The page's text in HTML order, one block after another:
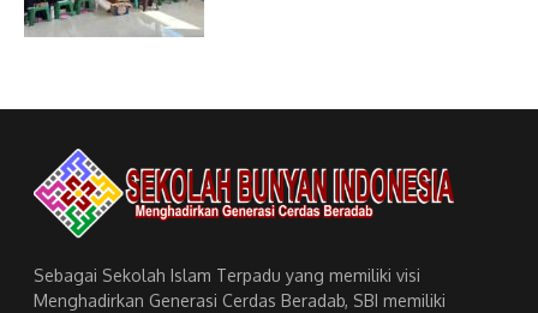
Sebagai Sekolah Islam Terpadu yang memiliki visi
Menghadirkan Generasi Cerdas Beradab, SBI memiliki